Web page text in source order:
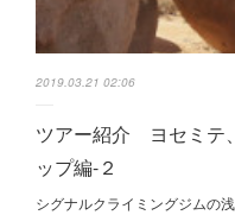
2019.03.21 02:06
ツアー紹介 ヨセミ
ップ編-２
シグナルクライミングジムの